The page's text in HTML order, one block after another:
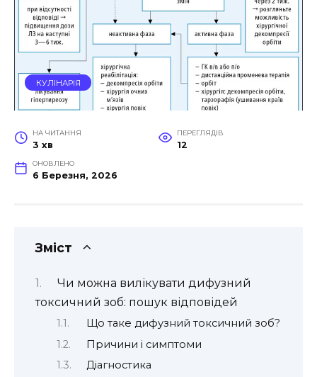
КУЛІНАРІЯ
НА ЧИТАННЯ
3 хв
ПЕРЕГЛЯДІВ
12
ОНОВЛЕНО
6 Березня, 2026
Зміст
Чи можна вилікувати дифузний
токсичний зоб: пошук відповідей
Що таке дифузний токсичний зоб?
Причини і симптоми
Діагностика